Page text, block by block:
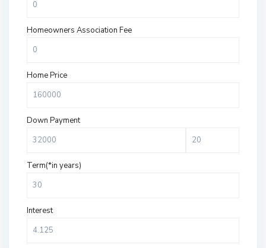
Homeowners Association Fee
Home Price
Down Payment
Term(*in years)
Interest